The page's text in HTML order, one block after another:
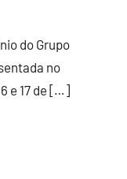
do Grupo
no
e 17 de […]